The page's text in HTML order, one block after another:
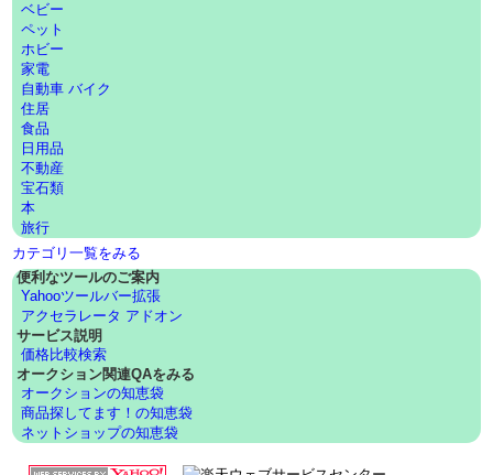
ベビー
ペット
ホビー
家電
自動車 バイク
住居
食品
日用品
不動産
宝石類
本
旅行
カテゴリ一覧をみる
便利なツールのご案内
Yahooツールバー拡張
アクセラレータ アドオン
サービス説明
価格比較検索
オークション関連QAをみる
オークションの知恵袋
商品探してます！の知恵袋
ネットショップの知恵袋